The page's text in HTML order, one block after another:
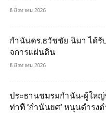
8 สิงหาคม 2026
กำนันดร.ธวัชชัย นิมา ได้รั
จการแผ่นดิน
8 สิงหาคม 2026
ประธานชมรมกำนัน-ผู้ใหญ่
ท่าที ‘กำนันยศ’ หนุนดำรง